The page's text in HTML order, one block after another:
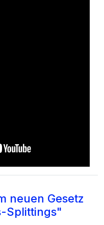
neuen Gesetz
Splittings"